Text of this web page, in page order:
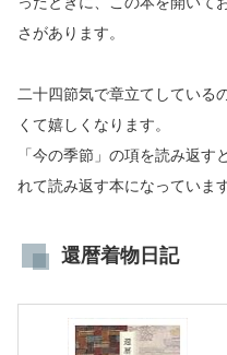
さがあります。
二十四節気で章立てしている
くて嬉しくなります。
「今の季節」の項を読み返
れて読み返す本になっています
還暦着物日記